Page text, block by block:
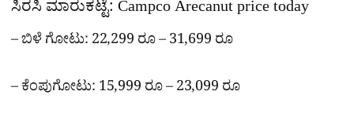
ಸಿರಸಿ ಮಾರುಕಟ್ಟೆ: Campco Arecanut price today
– ಬಿಳೆ ಗೋಟು: 22,299 ರೂ – 31,699 ರೂ
– ಕೆಂಪುಗೋಟು: 15,999 ರೂ – 23,099 ರೂ